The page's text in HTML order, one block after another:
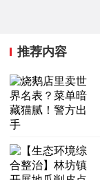
推荐内容